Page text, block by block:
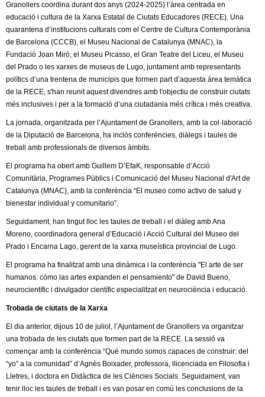
a
n
o
e
s
Granollers coordina durant dos anys (2024-2025) l’àrea centrada en
educació i cultura de la Xarxa Estatal de Ciutats Educadores (RECE). Una
quarantena d’institucions culturals com el Centre de Cultura Contemporània
de Barcelona (CCCB), el Museu Nacional de Catalunya (MNAC), la
Fundació Joan Miró, el Museu Picasso, el Gran Teatre del Liceu, el Museu
del Prado o les xarxes de museus de Lugo, juntament amb representants
polítics d’una trentena de municipis que formen part d’aquesta àrea temàtica
de la RECE, s'han reunit aquest divendres amb l'objectiu de construir ciutats
més inclusives i per a la formació d’una ciutadania més crítica i més creativa.
La jornada, organitzada per l’Ajuntament de Granollers, amb la col·laboració
de la Diputació de Barcelona, ha inclòs conferències, diàlegs i taules de
treball amb professionals de diversos àmbits.
El programa ha obert amb Guillem D’EfaK, responsable d’Acció
Comunitària, Programes Públics i Comunicació del Museu Nacional d'Art de
Catalunya (MNAC), amb la conferència “El museo como activo de salud y
bienestar individual y comunitario”.
Seguidament, han tingut lloc les taules de treball i el diàleg amb Ana
Moreno, coordinadora general d’Educació i Acció Cultural del Museo del
Prado i Encarna Lago, gerent de la xarxa museística provincial de Lugo.
El programa ha finalitzat amb una dinàmica i la conferència "El arte de ser
humanos: cómo las artes expanden el pensamiento" de David Bueno,
neurocientífic i divulgador científic especialitzat en neurociència i educació.
Trobada de ciutats de la Xarxa
El dia anterior, dijous 10 de juliol, l’Ajuntament de Granollers va organitzar
una trobada de les ciutats que formen part de la RECE. La sessió va
començar amb la conferència “Qué mundo somos capaces de construir: del
“yo” a la comunidad” d’Agnès Boixader, professora, llicenciada en Filosofia i
Lletres, i doctora en Didàctica de les Ciències Socials. Seguidament, van
tenir lloc les taules de treball i es van posar en comú les conclusions de la